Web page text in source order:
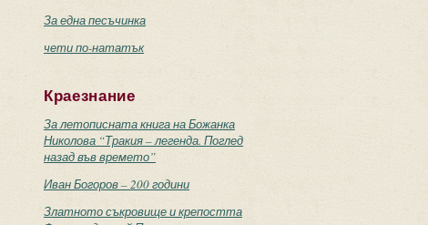
За една песъчинка
чети по-нататък
Краезнание
За летописната книга на Божанка
Николова “Тракия – легенда. Поглед
назад във времето”
Иван Богоров – 200 години
Златното съкровище и крепостта